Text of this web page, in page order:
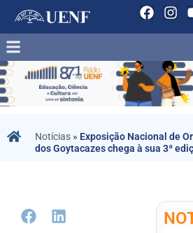
Notícias » Exposição Nacional de
dos Goytacazes chega à sua 3ª